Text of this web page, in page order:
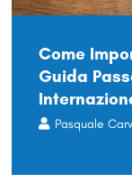
Come
Guida
Pasquale